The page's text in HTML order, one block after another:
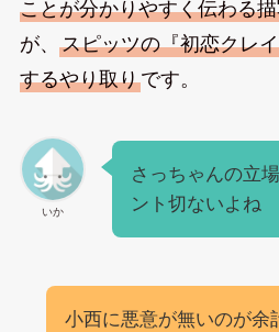
ことが分かりやすく伝わる
が、 スピッツの『初恋クレ
するやり取りです。
いか
さっちゃんの立
ント切ないよね
小西に悪意が無いのが余